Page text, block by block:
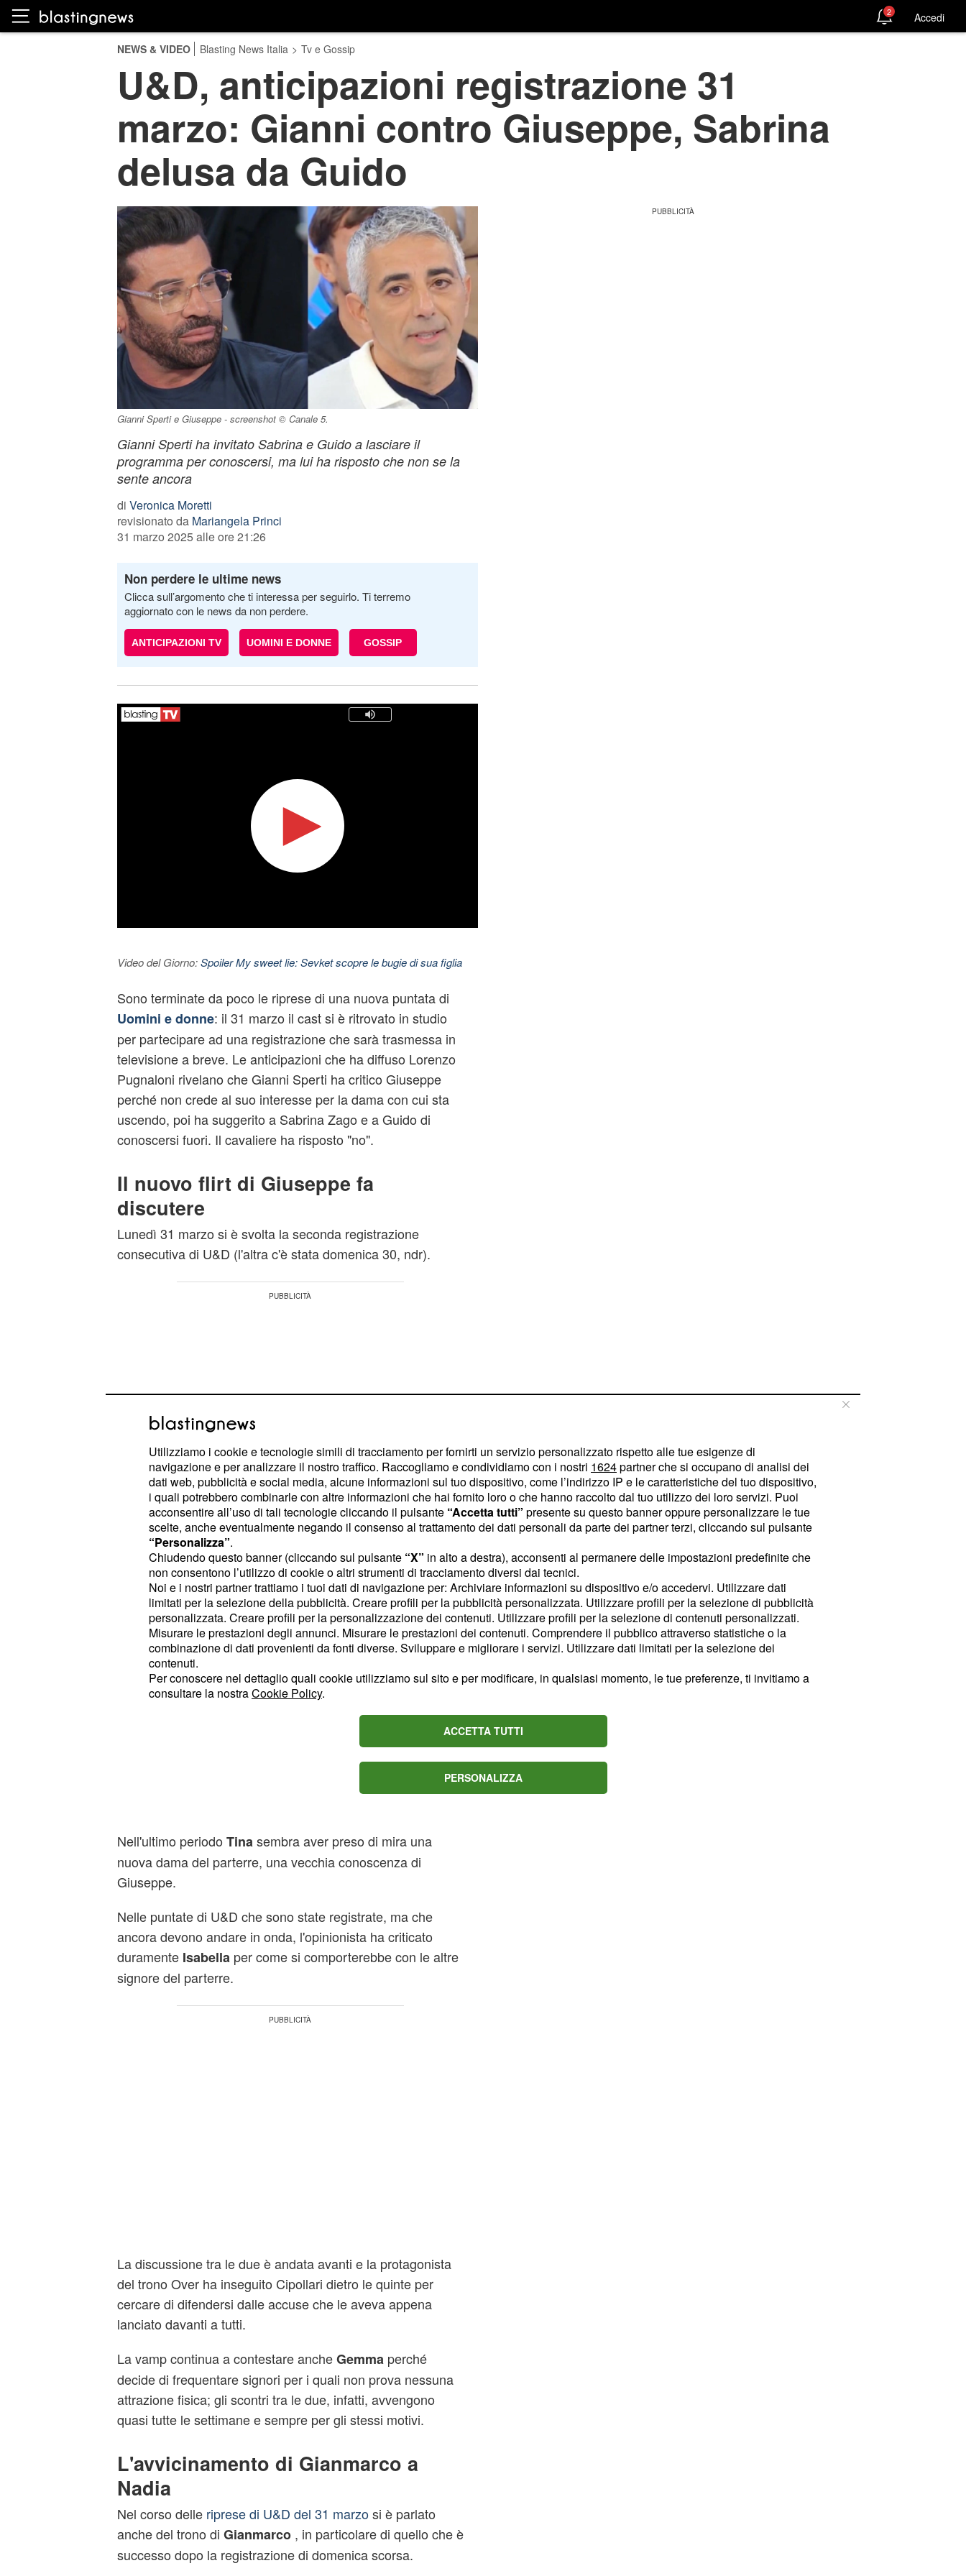
2 Accedi
NEWS & VIDEO Blasting News Italia > Tv e Gossip
U&D, anticipazioni registrazione 31
marzo: Gianni contro Giuseppe, Sabrina
delusa da Guido
Gianni Sperti e Giuseppe - screenshot © Canale 5.
Gianni Sperti ha invitato Sabrina e Guido a lasciare il
programma per conoscersi, ma lui ha risposto che non se la
sente ancora
di Veronica Moretti
revisionato da Mariangela Princi
31 marzo 2025 alle ore 21:26
Non perdere le ultime news
Clicca sull’argomento che ti interessa per seguirlo. Ti terremo
aggiornato con le news da non perdere.
ANTICIPAZIONI TV UOMINI E DONNE GOSSIP
Video del Giorno:Spoiler My sweet lie: Sevket scopre le bugie di sua figlia
Sono terminate da poco le riprese di una nuova puntata di
Uomini e donne: il 31 marzo il cast si è ritrovato in studio
per partecipare ad una registrazione che sarà trasmessa in
televisione a breve. Le anticipazioni che ha diffuso Lorenzo
Pugnaloni rivelano che Gianni Sperti ha critico Giuseppe
perché non crede al suo interesse per la dama con cui sta
uscendo, poi ha suggerito a Sabrina Zago e a Guido di
conoscersi fuori. Il cavaliere ha risposto "no".
Il nuovo flirt di Giuseppe fa
discutere
Lunedì 31 marzo si è svolta la seconda registrazione
consecutiva di U&D (l'altra c'è stata domenica 30, ndr).
In rete stanno già circolando gli spoiler di quello che è
successo in studio, a partire dalle pungenti critiche che
GianniSperti ha rivoltoa Giuseppe: secondo l'opinionista,
infatti, il cavaliere non sarebbe realmente interessato alla
dama siciliana che sta frequentando in questo periodo.
Sabrinae Guido procede tutto a gonfie vele, ma lui si è
rifiutato di lasciare il programma con lei quando Gianni l'ha
proposto.
Tra Gloria e Sebastiano, invece, c'è stato un confronto che
si è concluso con la decisione di interrompere la
Nell'ultimo periodo Tina sembra aver preso di mira una
nuova dama del parterre, una vecchia conoscenza di
Giuseppe.
Nelle puntate di U&D che sono state registrate, ma che
ancora devono andare in onda, l'opinionista ha criticato
duramente Isabella per come si comporterebbe con le altre
signore del parterre.
La discussione tra le due è andata avanti e la protagonista
del trono Over ha inseguito Cipollari dietro le quinte per
cercare di difendersi dalle accuse che le aveva appena
lanciato davanti a tutti.
La vamp continua a contestare ancheGemma perché
decide di frequentare signori per i quali non prova nessuna
attrazione fisica; gli scontri tra le due, infatti, avvengono
quasi tutte le settimane e sempre per gli stessi motivi.
L'avvicinamento di Gianmarco a
Nadia
Nel corso delle riprese di U&D del 31 marzosi è parlato
anche del trono di Gianmarco, in particolare di quello che è
successo dopo la registrazione di domenica scorsa.
Utilizziamo i cookie e tecnologie simili di tracciamento per fornirti un servizio personalizzato rispetto alle tue esigenze di
navigazione e per analizzare il nostro traffico. Raccogliamo e condividiamo con i nostri 1624partner che si occupano di analisi dei
dati web, pubblicità e social media, alcune informazioni sul tuo dispositivo, come l’indirizzo IP e le caratteristiche del tuo dispositivo,
i quali potrebbero combinarle con altre informazioni che hai fornito loro o che hanno raccolto dal tuo utilizzo dei loro servizi. Puoi
acconsentire all’uso di tali tecnologie cliccando il pulsante “Accetta tutti” presente su questo banner oppure personalizzare le tue
scelte, anche eventualmente negando il consenso al trattamento dei dati personali da parte dei partner terzi, cliccando sul pulsante
“Personalizza”.
Chiudendo questo banner (cliccando sul pulsante “X” in alto a destra), acconsenti al permanere delle impostazioni predefinite che
non consentono l’utilizzo di cookie o altri strumenti di tracciamento diversi dai tecnici.
Noi e i nostri partner trattiamo i tuoi dati di navigazione per: Archiviare informazioni su dispositivo e/o accedervi. Utilizzare dati
limitati per la selezione della pubblicità. Creare profili per la pubblicità personalizzata. Utilizzare profili per la selezione di pubblicità
personalizzata. Creare profili per la personalizzazione dei contenuti. Utilizzare profili per la selezione di contenuti personalizzati.
Misurare le prestazioni degli annunci. Misurare le prestazioni dei contenuti. Comprendere il pubblico attraverso statistiche o la
combinazione di dati provenienti da fonti diverse. Sviluppare e migliorare i servizi. Utilizzare dati limitati per la selezione dei
contenuti.
Per conoscere nel dettaglio quali cookie utilizziamo sul sito e per modificare, in qualsiasi momento, le tue preferenze, ti invitiamo a
consultare la nostraCookie Policy.
ACCETTA TUTTI
PERSONALIZZA